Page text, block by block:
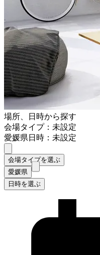
場所、日時から探す
会場タイプ：未設定
愛媛県日時：未設定
会場タイプを選ぶ
愛媛県
日時を選ぶ